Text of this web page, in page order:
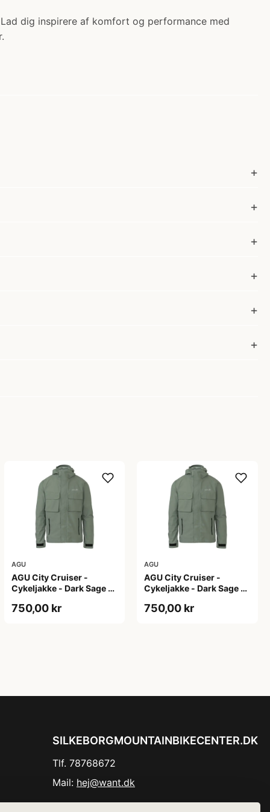
dig inspirere af komfort og performance med
AGU
AGU City Cruiser -
Cykeljakke - Dark Sage -
750,00 kr
AGU
AGU City Cruiser -
Cykeljakke - Dark Sage -
750,00 kr
SILKEBORGMOUNTAINBIKECENTER.DK
Tlf. 78768672
Mail: hej@want.dk